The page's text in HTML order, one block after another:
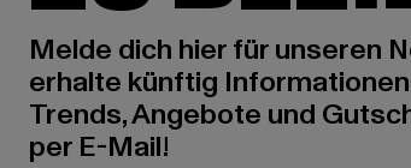
Melde dich hier für unseren
erhalte künftig
Trends, Angebote und
per E-Mail!